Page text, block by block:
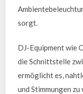
sorgt.
DJ-Equipment wie
die Schnittstelle
ermöglicht es,
und Stimmungen